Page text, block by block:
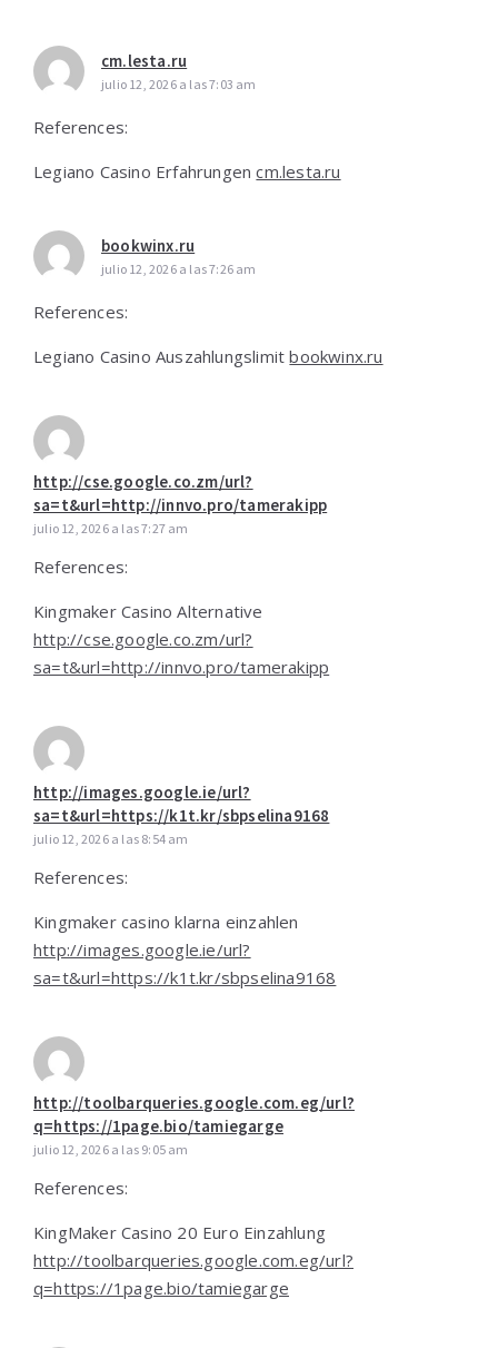
cm.lesta.ru
julio 12, 2026 a las 7:03 am
References:
Legiano Casino Erfahrungencm.lesta.ru
bookwinx.ru
julio 12, 2026 a las 7:26 am
References:
Legiano Casino Auszahlungslimitbookwinx.ru
http://cse.google.co.zm/url?
sa=t&url=http://innvo.pro/tamerakipp
julio 12, 2026 a las 7:27 am
References:
Kingmaker Casino Alternative
http://cse.google.co.zm/url?
sa=t&url=http://innvo.pro/tamerakipp
http://images.google.ie/url?
sa=t&url=https://k1t.kr/sbpselina9168
julio 12, 2026 a las 8:54 am
References:
Kingmaker casino klarna einzahlen
http://images.google.ie/url?
sa=t&url=https://k1t.kr/sbpselina9168
http://toolbarqueries.google.com.eg/url?
q=https://1page.bio/tamiegarge
julio 12, 2026 a las 9:05 am
References:
KingMaker Casino 20 Euro Einzahlung
http://toolbarqueries.google.com.eg/url?
q=https://1page.bio/tamiegarge